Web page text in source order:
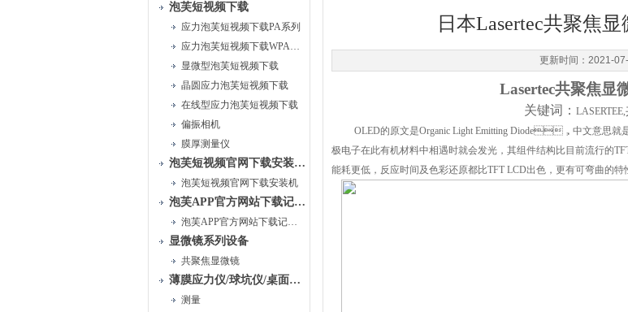
泡芙短视频下载
应力泡芙短视频下载PA系列
应力泡芙短视频下载WPA系列
显微型泡芙短视频下载
晶圆应力泡芙短视频下载
在线型应力泡芙短视频下载
偏振相机
膜厚测量仪
泡芙短视频官网下载安装系统
泡芙短视频官网下载安装机
泡芙APP官方网站下载记录美好时光系统
泡芙APP官方网站下载记录美好时光仪
显微镜系列设备
共聚焦显微镜
薄膜应力仪/球坑仪/桌面级镀膜系统
测量
日本Lasertec共聚焦
更新时间：2021-
Lasertec共聚焦显
关键词： LASERTEE,
OLED的原文是Organic Light Emitting Diode，中文意思就
极电子在此有机材料中相遇时就会发光，其组件结构比目前流行的
能耗更低，反应时间及色彩还原都比TFT LCD出色，更有可弯曲的特性